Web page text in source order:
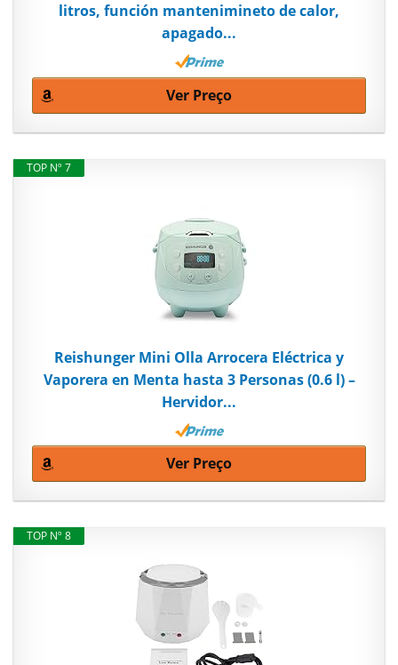
litros, función mantenimineto de calor,
apagado...
Ver Preço
TOP Nº 7
Reishunger Mini Olla Arrocera Eléctrica y
Vaporera en Menta hasta 3 Personas (0.6 l) –
Hervidor...
Ver Preço
TOP Nº 8